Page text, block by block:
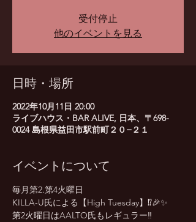
受付停止
他のイベントを見る
日時・場所
2022年10月11日 20:00
ライブハウス・BAR ALIVE, 日本、〒698-
0024 島根県益田市駅前町２０−２１
イベントについて
毎月第2.第4火曜日
KILLA-U氏による【High Tuesday】⁉️🎉✨
第2火曜日はAALTO氏もレギュラー‼️